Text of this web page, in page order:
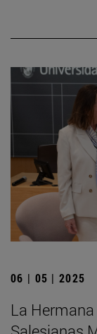
06 | 05 | 2025
La